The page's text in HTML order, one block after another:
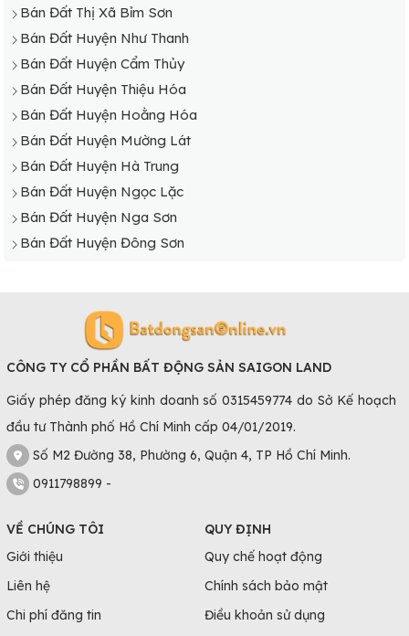
Bán Đất Huyện Hoằng Hóa
Bán Đất Thị Xã Bỉm Sơn
Bán Đất Huyện Như Thanh
Bán Đất Huyện Cẩm Thủy
Bán Đất Huyện Thiệu Hóa
Bán Đất Huyện Hoằng Hóa
Bán Đất Huyện Mường Lát
Bán Đất Huyện Hà Trung
Bán Đất Huyện Ngọc Lặc
Bán Đất Huyện Nga Sơn
Bán Đất Huyện Đông Sơn
CÔNG TY CỔ PHẦN BẤT ĐỘNG SẢN SAIGON LAND
Giấy phép đăng ký kinh doanh số 0315459774 do Sở Kế hoạch
đầu tư Thành phố Hồ Chí Minh cấp 04/01/2019.
Số M2 Đường 38, Phường 6, Quận 4, TP Hồ Chí Minh.
0911798899 -
VỀ CHÚNG TÔI
Giới thiệu
Liên hệ
Chi phí đăng tin
QUY ĐỊNH
Quy chế hoạt động
Chính sách bảo mật
Điều khoản sử dụng